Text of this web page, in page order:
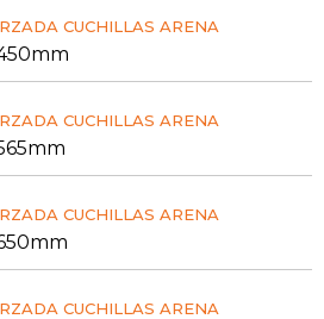
CUCHILLAS ARENA
CUCHILLAS ARENA
CUCHILLAS ARENA
CUCHILLAS ARENA